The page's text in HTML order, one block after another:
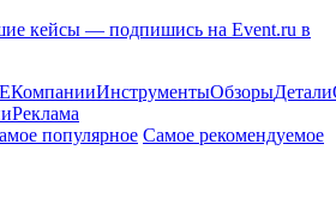
кейсы — подпишись на Event.ru в
КомпанииИнструментыОбзорыДетали
Реклама
популярное Самое рекомендуемое